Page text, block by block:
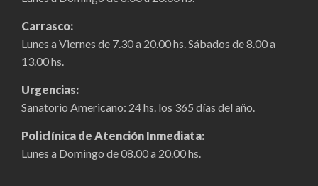
Carrasco:
Lunes a Viernes de 7.30 a 20.00 hs. Sábados de 8.00 a
13.00 hs.
Urgencias:
Sanatorio Americano: 24 hs. los 365 días del año.
Policlínica de Atención Inmediata:
Lunes a Domingo de 08.00 a 20.00 hs.